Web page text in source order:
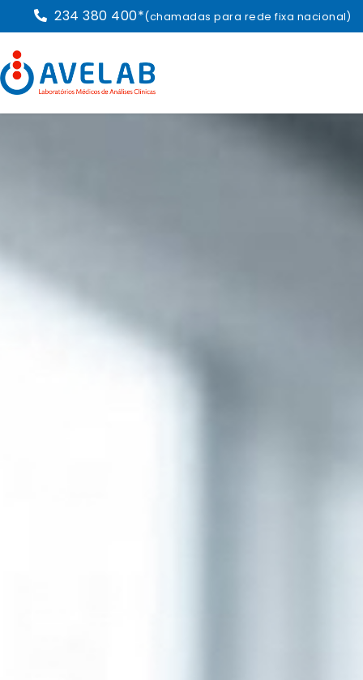
234 380 400*(chamadas para rede fixa nacional)
|